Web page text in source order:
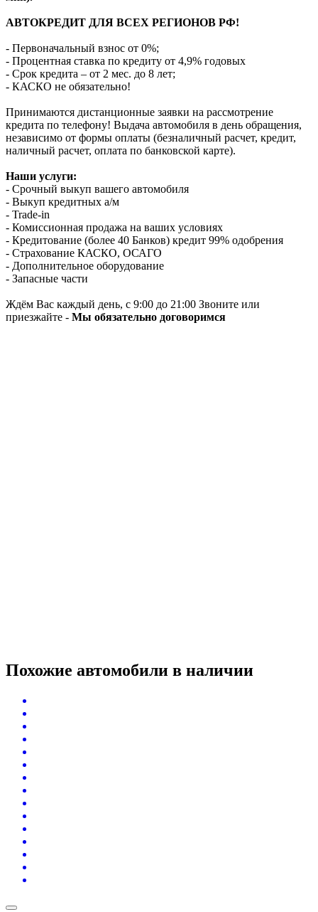
АВТОКРЕДИТ ДЛЯ ВСЕХ РЕГИОНОВ РФ!
- Первоначальный взнос от 0%;
- Процентная ставка по кредиту от 4,9% годовых
- Срок кредита – от 2 мес. до 8 лет;
- КАСКО не обязательно!
Принимаются дистанционные заявки на рассмотрение
кредита по телефону! Выдача автомобиля в день обращения,
независимо от формы оплаты (безналичный расчет, кредит,
наличный расчет, оплата по банковской карте).
Наши услуги:
- Срочный выкуп вашего автомобиля
- Выкуп кредитных а/м
- Trade-in
- Комиссионная продажа на ваших условиях
- Кредитование (более 40 Банков) кредит 99% одобрения
- Страхование КАСКО, ОСАГО
- Дополнительное оборудование
- Запасные части
Ждём Вас каждый день, с 9:00 до 21:00 Звоните или
приезжайте - Мы обязательно договоримся
Похожие автомобили в наличии